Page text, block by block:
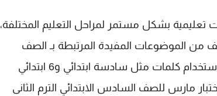
بشكل مستمر لمراحل التعليم المختلفة،
من الموضوعات المفيدة المرتبطة بـ الصف
كلمات مثل سادسة ابتدائي و6 ابتدائي
مارس للصف السادس الابتدائي الترم الثانى